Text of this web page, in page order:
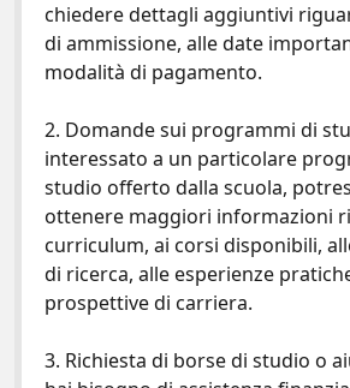
chiedere dettagli aggiuntivi
di ammissione, alle date
modalità di pagamento.
2. Domande sui programmi di
interessato a un particolare
studio offerto dalla scuola,
ottenere maggiori informazioni
curriculum, ai corsi disponibili,
di ricerca, alle esperienze
prospettive di carriera.
3. Richiesta di borse di studio o